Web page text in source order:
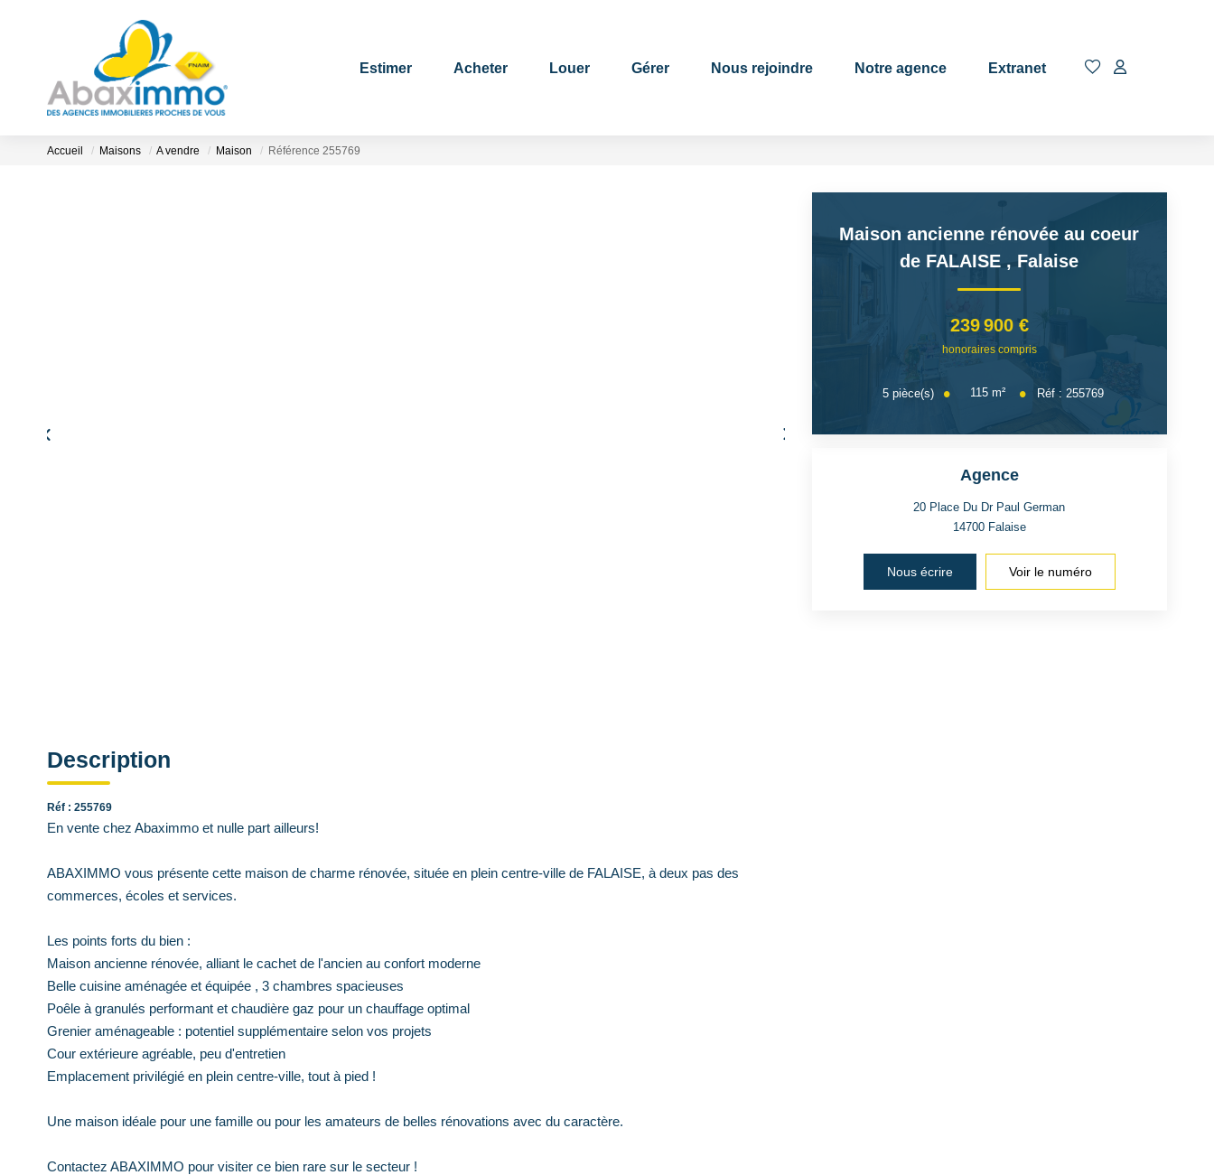
Estimer Acheter Louer Gérer Nous rejoindre Notre agence Extranet
Accueil Maisons A vendre Maison Référence 255769
Description
Réf : 255769
En vente chez Abaximmo et nulle part ailleurs!
ABAXIMMO vous présente cette maison de charme rénovée, située en plein centre-ville de FALAISE, à deux pas des
commerces, écoles et services.
Les points forts du bien :
Maison ancienne rénovée, alliant le cachet de l'ancien au confort moderne
Belle cuisine aménagée et équipée , 3 chambres spacieuses
Poêle à granulés performant et chaudière gaz pour un chauffage optimal
Grenier aménageable : potentiel supplémentaire selon vos projets
Cour extérieure agréable, peu d'entretien
Emplacement privilégié en plein centre-ville, tout à pied !
Une maison idéale pour une famille ou pour les amateurs de belles rénovations avec du caractère.
Contactez ABAXIMMO pour visiter ce bien rare sur le secteur !
Maison ancienne rénovée au coeur
de FALAISE , Falaise
239 900 €
honoraires compris
5 pièce(s) 115 m² Réf : 255769
Agence
20 Place Du Dr Paul German
14700 Falaise
Nous écrire Voir le numéro